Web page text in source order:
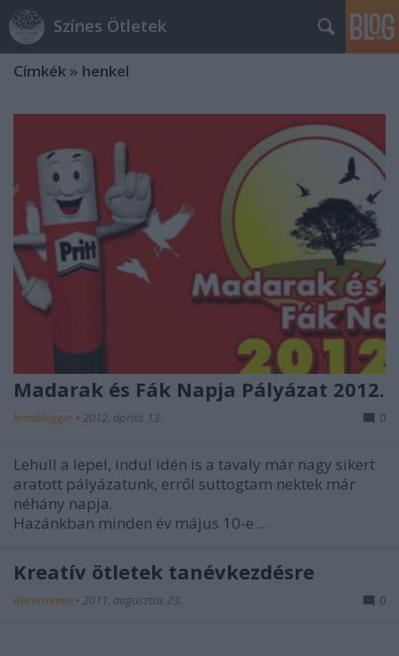
Színes Ötletek
Címkék » henkel
Madarak és Fák Napja Pályázat 2012.
kreablogger • 2012. április 13. 0
Lehull a lepel, indul idén is a tavaly már nagy sikert
aratott pályázatunk, erről suttogtam nektek már
néhány napja.
Hazánkban minden év május 10-e ...
Kreatív ötletek tanévkezdésre
decormania • 2011. augusztus 23. 0